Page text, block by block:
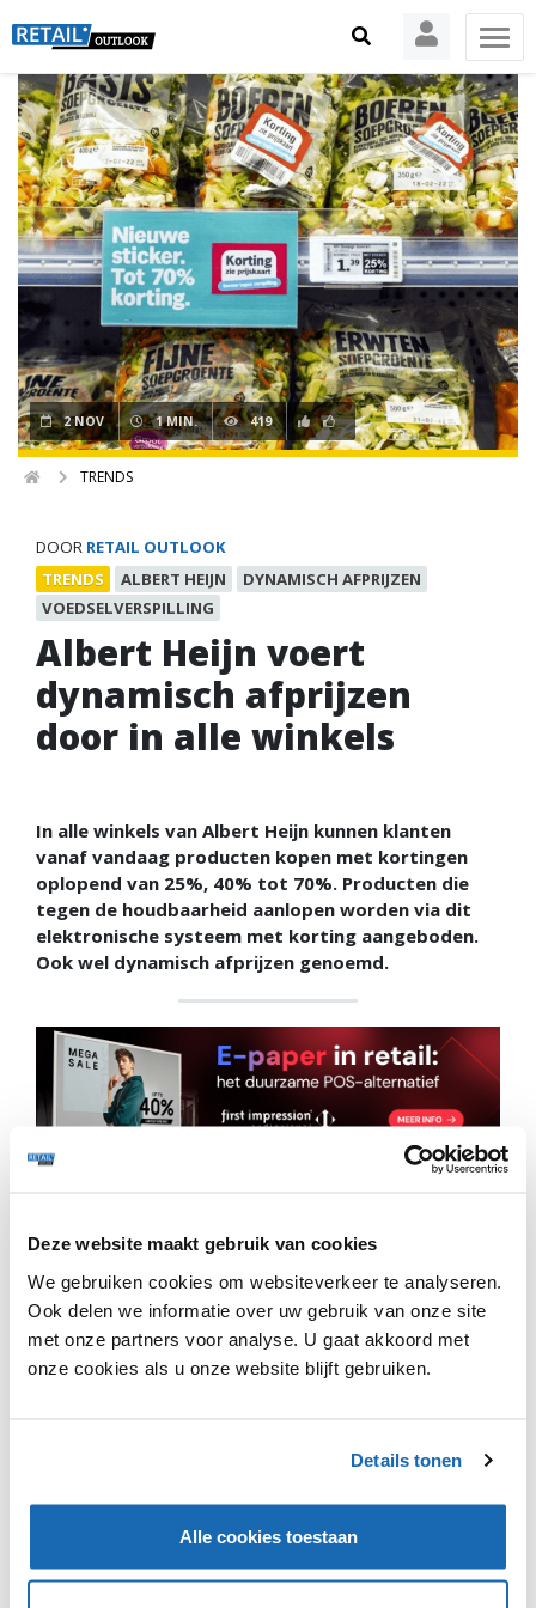
Deze website maakt gebruik van cookies
We gebruiken cookies om websiteverkeer te analyseren.
Ook delen we informatie over uw gebruik van onze site
met onze partners voor analyse. U gaat akkoord met
onze cookies als u onze website blijft gebruiken.
Details tonen
Alle cookies toestaan
2 NOV 1 MIN. 419
TRENDS
DOOR RETAIL OUTLOOK
TRENDS
ALBERT HEIJN
DYNAMISCH AFPRIJZEN
VOEDSELVERSPILLING
Albert Heijn voert
dynamisch afprijzen
door in alle winkels
In alle winkels van Albert Heijn kunnen klanten
vanaf vandaag producten kopen met kortingen
oplopend van 25%, 40% tot 70%. Producten die
tegen de houdbaarheid aanlopen worden via dit
elektronische systeem met korting aangeboden.
Ook wel dynamisch afprijzen genoemd.
elektronische schapkaartjes het digitale alternatief van
de 35%-sticker: dynamische kortingen op verse
producten zoals vlees en kip. De precieze korting wordt
automatisch op het elektronische prijskaartje getoond.
Kortingen kunnen oplopen van 25%, 40% tot 70%. Bij
dynamisch afprijzen berekent een door Albert Heijn
verspild en profiteren klanten van maximaal voordeel.